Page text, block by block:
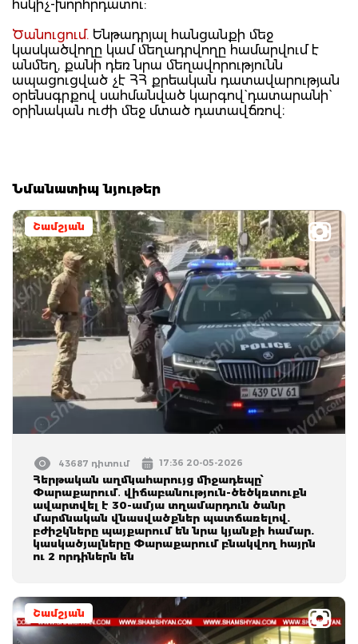
հսկիչ-խորհրդատու:
Ծանուցում. Ենթադրյալ հանցանքի մեջ
կասկածվողը կամ մեղադրվողը համարվում է
անմեղ, քանի դեռ նրա մեղավորությունն
ապացուցված չէ ՀՀ քրեական դատավարության
օրենսգրքով սահմանված կարգով` դատարանի`
օրինական ուժի մեջ մտած դատավճռով։
Նմանատիպ նյութեր
Շամշյան
43687 դիտում 17:36 20-05-2026
Հերթական աղմկահարույց միջադեպը՝
Փարաքարում․ վիճաբանություն-ծեծկռտուքն
ավարտվել է 30-ամյա տղամարդուն ծանր
մարմնական վնասվածքներ պատճառելով.
բժիշկները պայքարում են նրա կյանքի համար.
կասկածյալները Փարաքարում բնակվող հայրն
ու 2 որդիներն են
Շամշյան